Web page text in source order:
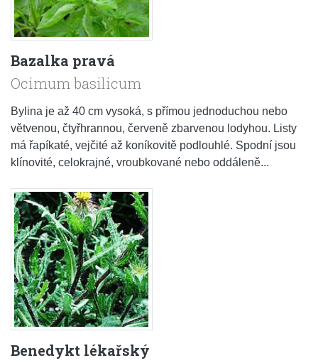
Bazalka pravá
Ocimum basilicum
Bylina je až 40 cm vysoká, s přímou jednoduchou nebo
větvenou, čtyřhrannou, červeně zbarvenou lodyhou. Listy
má řapíkaté, vejčité až koníkovitě podlouhlé. Spodní jsou
klínovité, celokrajné, vroubkované nebo oddáleně...
Benedykt lékařský